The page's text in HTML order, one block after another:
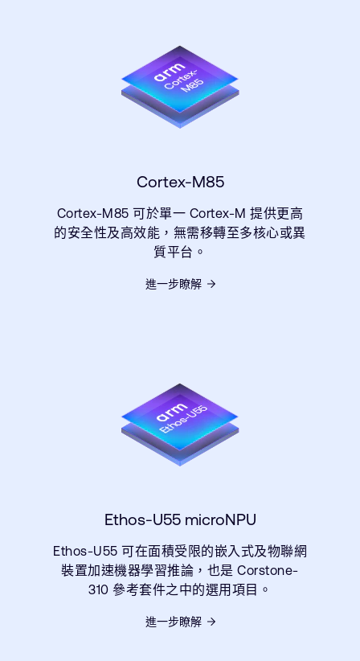
Cortex-M85
Cortex-M85 可於單一 Cortex-M 提供更高
的安全性及高效能，無需移轉至多核心或異
質平台。
進一步瞭解
Ethos-U55 microNPU
Ethos-U55 可在面積受限的嵌入式及物聯網
裝置加速機器學習推論，也是 Corstone-
310 參考套件之中的選用項目。
進一步瞭解